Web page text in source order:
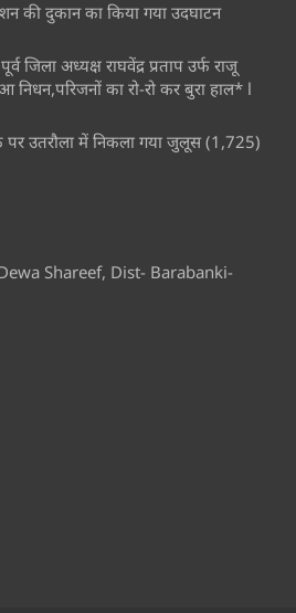
की दुकान का किया गया उदघाटन
जिला अध्यक्ष राघवेंद्र प्रताप उर्फ राजू
निधन,परिजनों का रो-रो कर बुरा हाल* l
उतरौला में निकला गया जुलूस (1,725)
Shareef, Dist- Barabanki-